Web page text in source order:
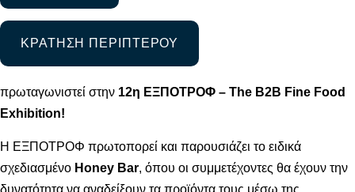
ΚΡΑΤΗΣΗ ΠΕΡΙΠΤΕΡΟΥ
Το μέλι, ένα από τα σημαντικότερα αγαθά της Ελλάδας,
πρωταγωνιστεί στην 12η ΕΞΠΟΤΡΟΦ – The B2B Fine Food
Exhibition!
Η ΕΞΠΟΤΡΟΦ πρωτοπορεί και παρουσιάζει το ειδικά
σχεδιασμένο Honey Bar, όπου οι συμμετέχοντες θα έχουν την
δυνατότητα να αναδείξουν τα προϊόντα τους μέσω της